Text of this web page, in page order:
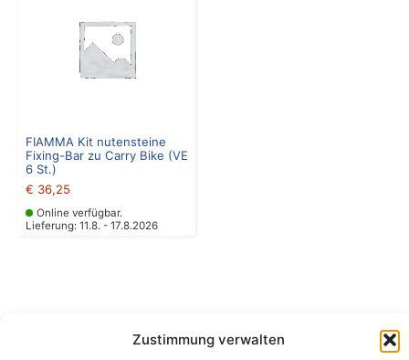
Zustimmung verwalten
FIAMMA Kit nutensteine
Fixing-Bar zu Carry Bike (VE
6 St.)
€ 36,25
Online verfügbar.
Lieferung: 11.8. - 17.8.2026